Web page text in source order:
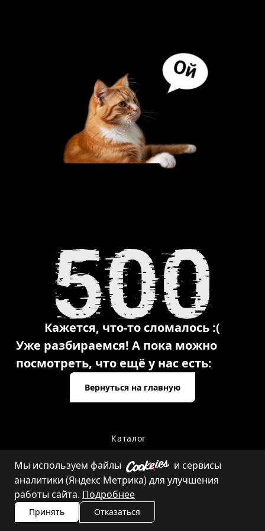
Кажется, что-то сломалось :(
Уже разбираемся! А пока можно
посмотреть, что ещё у нас есть:
Вернуться на главную
Каталог
Контакты
Мы используем файлы
и сервисы
аналитики (Яндекс Метрика) для улучшения
работы сайта. Подробнее
Принять Отказаться